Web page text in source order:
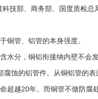
技部、商务部、国度质检
铜管、 铝管的本身强度。
水分，铜铝衔接纳内壁不会
腐蚀的铝管件。从铜铝管的表
超越20年。而铜管不做防腐